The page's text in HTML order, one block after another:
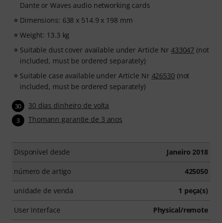
Dante or Waves audio networking cards
Dimensions: 638 x 514.9 x 198 mm
Weight: 13.3 kg
Suitable dust cover available under Article Nr 433047 (not
included, must be ordered separately)
Suitable case available under Article Nr 426530 (not
included, must be ordered separately)
30 30 dias dinheiro de volta
3 Thomann garantie de 3 anos
Disponível desde Janeiro 2018
número de artigo 425050
unidade de venda 1 peça(s)
User Interface Physical/remote